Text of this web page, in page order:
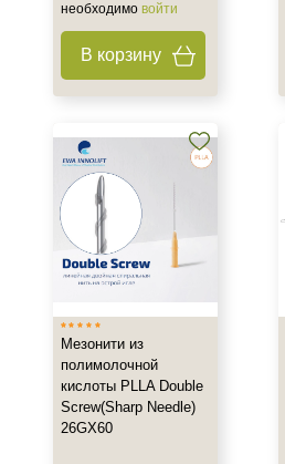
необходимо войти
В корзину
Мезонити из
полимолочной
кислоты PLLA Double
Screw(Sharp Needle)
26GX60